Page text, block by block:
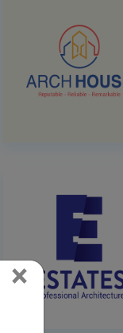
× Close